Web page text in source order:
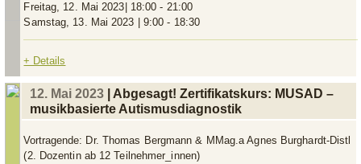
Freitag, 12. Mai 2023| 18:00 - 21:00
Samstag, 13. Mai 2023 | 9:00 - 18:30
+ Details
12. Mai 2023 | Abgesagt! Zertifikatskurs: MUSAD –
musikbasierte Autismusdiagnostik
Vortragende: Dr. Thomas Bergmann & MMag.a Agnes Burghardt-Distl
(2. Dozentin ab 12 Teilnehmer_innen)